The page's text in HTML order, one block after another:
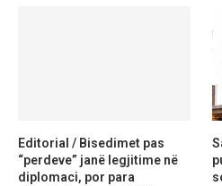
Editorial / Bisedimet pas
“perdeve” janë legjitime në
diplomaci, por para